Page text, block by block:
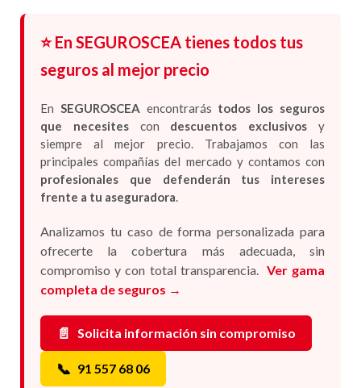
⭐ En SEGUROSCEA tienes todos tus
seguros al mejor precio
En SEGUROSCEA encontrarás todos los seguros
que necesitescon descuentos exclusivos y
siempre al mejor precio. Trabajamos con las
principales compañías del mercado y contamos con
profesionales que defenderán tus intereses
frente a tu aseguradora.
Analizamos tu caso de forma personalizada para
ofrecerte la cobertura más adecuada, sin
compromiso y con total transparencia. Ver gama
completa de seguros →
📄 Solicita información sin compromiso
📞 91 557 68 06